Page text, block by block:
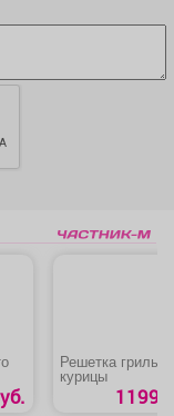
Решетка гриль
курицы
1199